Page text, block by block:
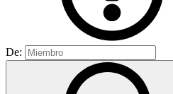
De: